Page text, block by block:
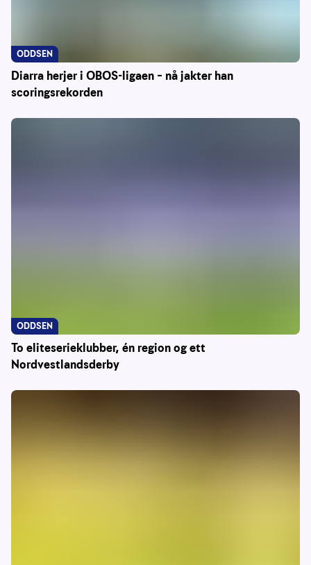
Diarra herjer i OBOS-ligaen – nå jakter han
scoringsrekorden
ODDSEN
To eliteserieklubber, én region og ett
Nordvestlandsderby
ODDSEN